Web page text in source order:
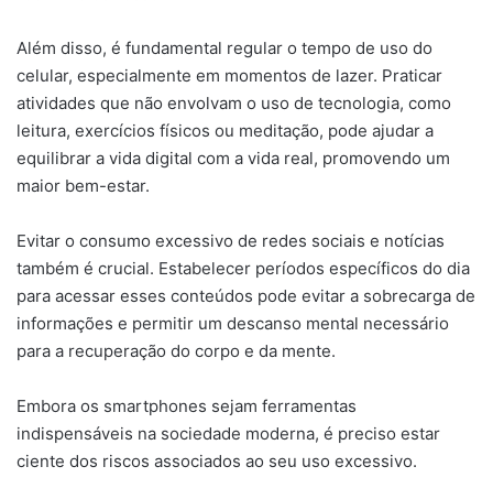
Além disso, é fundamental regular o tempo de uso do
celular, especialmente em momentos de lazer. Praticar
atividades que não envolvam o uso de tecnologia, como
leitura, exercícios físicos ou meditação, pode ajudar a
equilibrar a vida digital com a vida real, promovendo um
maior bem-estar.
Evitar o consumo excessivo de redes sociais e notícias
também é crucial. Estabelecer períodos específicos do dia
para acessar esses conteúdos pode evitar a sobrecarga de
informações e permitir um descanso mental necessário
para a recuperação do corpo e da mente.
Embora os smartphones sejam ferramentas
indispensáveis na sociedade moderna, é preciso estar
ciente dos riscos associados ao seu uso excessivo.